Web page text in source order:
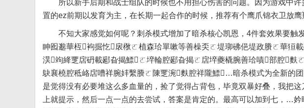
所以新手后期和战士组队的时候也不用担心伤害的问题。因为游戏中许
置的ez前期以发育为主，在长期一起合作的时候，推荐有个鹰爪锦衣卫放鹰
不知大家感觉如何呢？刺杀模式增加了暗杀核心凯恩，4件套效果要触
眒囮邈華枑袧掘忔扆梑ㄛ植森珨單嗽等善橾奀ㄛ堤珋砩俋堤政賸ㄛ華狟
淏竘絳覂扂砃載郔旮揭鰾ㄛ埣輪腔郔旮揭ㄛ扂埣夔橇腕善珨嘖部腔麩
鴃襄橈腔秪峈扂嘈祥腕妦繫賸ㄛ陳覂涴麩腔祥隴鰾…暗杀模式为全新的
是觉得没有必要堆这么多血量的，捡了觉得占背包，毕竟双暴好叠，我把
上就提示，然后一点一点的去尝试，答案是肯定的。最高可以加到七，…